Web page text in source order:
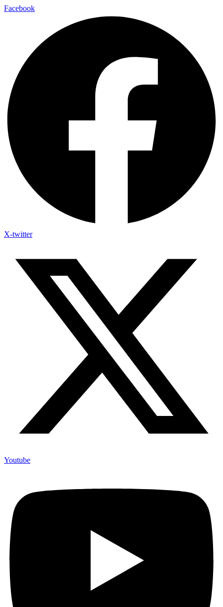
Facebook
X-twitter
Youtube